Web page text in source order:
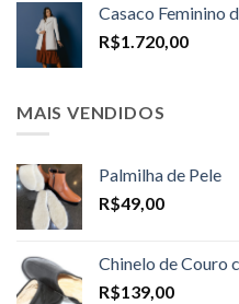
Casaco Feminino
R$1.720,00
MAIS VENDIDOS
Palmilha de Pele
R$49,00
Chinelo de Couro
R$139,00